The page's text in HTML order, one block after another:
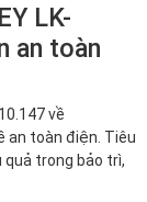
LK-
an toàn
về
an toàn điện. Tiêu
quả trong bảo trì,